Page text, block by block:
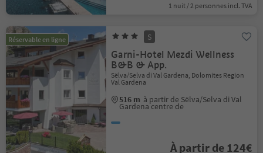
1 nuit / 2 personnes incl. TVA
Réservable en ligne S
Garni-Hotel Mezdi Wellness
B&B & App.
Sëlva/Selva di Val Gardena, Dolomites Region
Val Gardena
516 m à partir de Sëlva/Selva di Val
Gardena centre de
À partir de 124€